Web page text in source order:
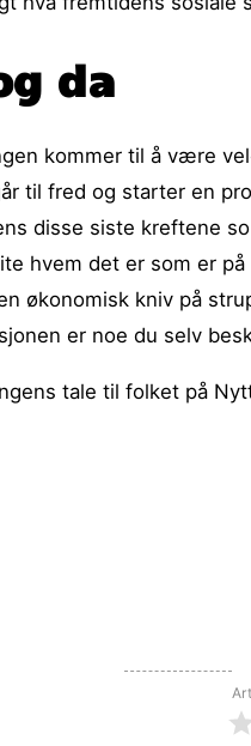
da
kommer til å være
til fred og starter en
disse siste kreftene
hvem det er som er
økonomisk kniv på
er noe du selv
tale til folket på